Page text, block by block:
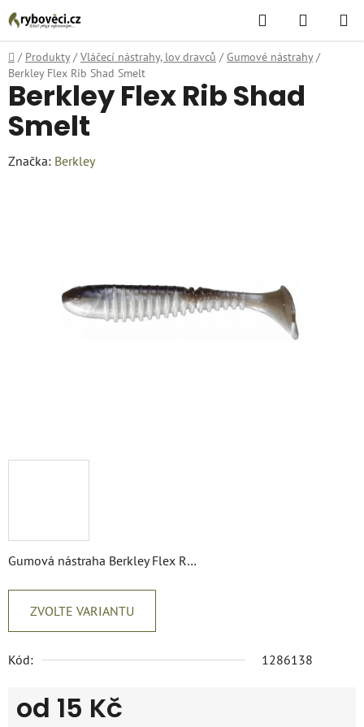
Přejít
na
obsah
Hledat
KOŠÍK
Domů
/ Produkty / Vláčecí nástrahy, lov dravců / Gumové nástrahy /
Berkley Flex Rib Shad Smelt
Gumová nástraha Berkley Flex R…
ZVOLTE VARIANTU
Kód: 1286138
od 15 Kč
Berkley Flex Rib Shad
Smelt
Značka: Berkley